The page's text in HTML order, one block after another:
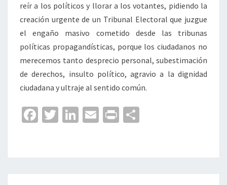
reír a los políticos y llorar a los votantes, pidiendo la
creación urgente de un Tribunal Electoral que juzgue
el engaño masivo cometido desde las tribunas
políticas propagandísticas, porque los ciudadanos no
merecemos tanto desprecio personal, subestimación
de derechos, insulto político, agravio a la dignidad
ciudadana y ultraje al sentido común.
Fa
o
o
T
er
Li
dI
n
E
l
Pr
p
ar